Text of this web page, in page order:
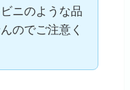
ニのような品
のでご注意く